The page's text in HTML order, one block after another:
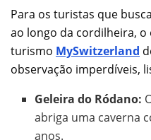
Para os turistas que
ao longo da cordilheira,
turismo MySwitzerland
observação imperdíveis,
Geleira do Ródano:
abriga uma caverna
anos.